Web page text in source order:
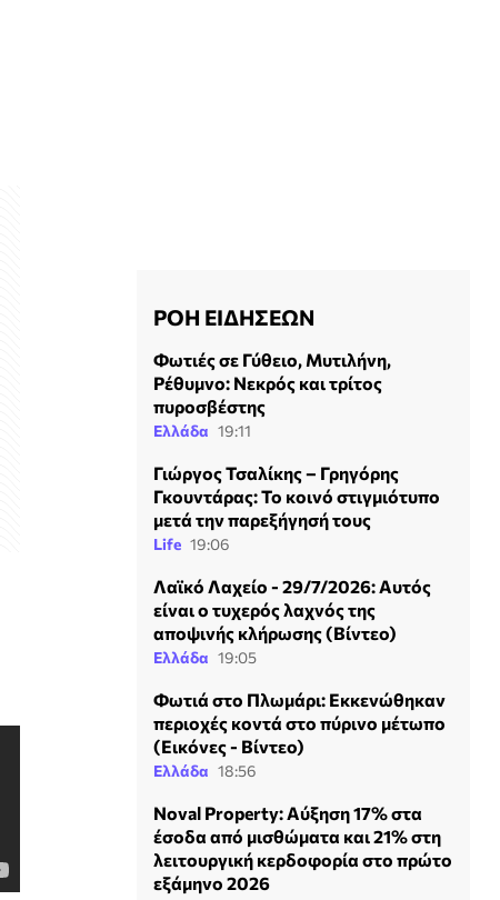
ΡΟΗ ΕΙΔΗΣΕΩΝ
Φωτιές σε Γύθειο, Μυτιλήνη,
Ρέθυμνο: Νεκρός και τρίτος
πυροσβέστης
Ελλάδα 19:11
Γιώργος Τσαλίκης – Γρηγόρης
Γκουντάρας: Το κοινό στιγμιότυπο
μετά την παρεξήγησή τους
Life 19:06
Λαϊκό Λαχείο - 29/7/2026: Αυτός
είναι ο τυχερός λαχνός της
αποψινής κλήρωσης (Βίντεο)
Ελλάδα 19:05
Φωτιά στο Πλωμάρι: Εκκενώθηκαν
περιοχές κοντά στο πύρινο μέτωπο
(Εικόνες - Βίντεο)
Ελλάδα 18:56
Noval Property: Αύξηση 17% στα
έσοδα από μισθώματα και 21% στη
λειτουργική κερδοφορία στο πρώτο
εξάμηνο 2026